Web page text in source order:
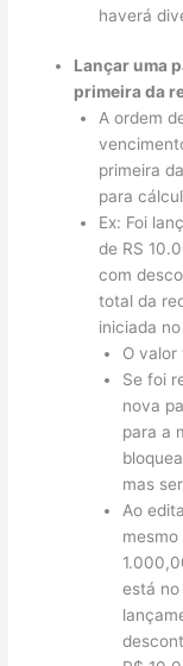
haverá
Lançar uma
primeira da
A ordem
primeira
para
Ex: Foi
de RS
com
total da
iniciada
O
Se foi
nova
para a
mas
Ao
está